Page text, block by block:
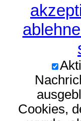
Cookies,